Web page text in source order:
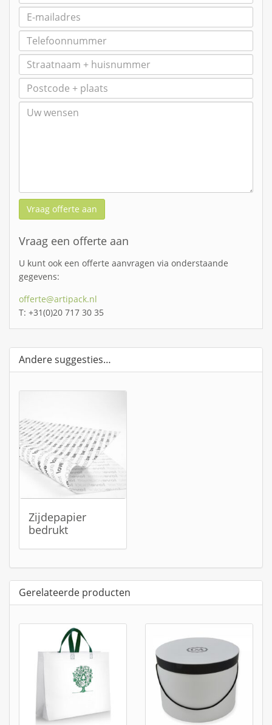
Vraag offerte aan
Vraag een offerte aan
U kunt ook een offerte aanvragen via onderstaande
gegevens:
offerte@artipack.nl
T: +31(0)20 717 30 35
Andere suggesties…
Zijdepapier
bedrukt
Gerelateerde producten